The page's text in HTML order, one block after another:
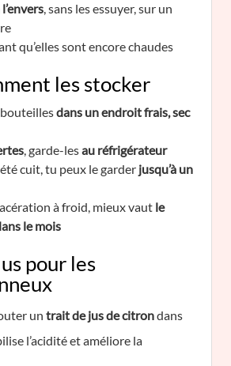
l’envers, sans les essuyer, sur un
qu’elles sont encore chaudes
les stocker
dans un endroit frais, sec
, garde-lesau réfrigérateur
cuit, tu peux le garder jusqu’à un
à froid, mieux vaut le
le mois
pour les
un trait de jus de citrondans
l’acidité et améliore la